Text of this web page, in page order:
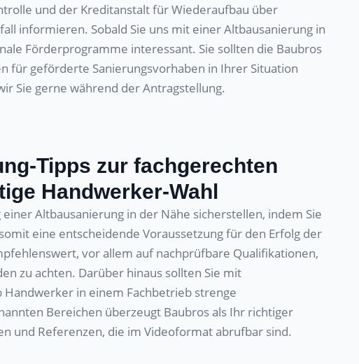
und der Kreditanstalt für Wiederaufbau über
informieren. Sobald Sie uns mit einer Altbausanierung in
Förderprogramme interessant. Sie sollten die Baubros
für geförderte Sanierungsvorhaben in Ihrer Situation
Sie gerne während der Antragstellung.
Tipps zur fachgerechten
Handwerker-Wahl
Altbausanierung in der Nähe sicherstellen, indem Sie
eine entscheidende Voraussetzung für den Erfolg der
vor allem auf nachprüfbare Qualifikationen,
zu achten. Darüber hinaus sollten Sie mit
in einem Fachbetrieb strenge
Bereichen überzeugt Baubros als Ihr richtiger
und Referenzen, die im Videoformat abrufbar sind.